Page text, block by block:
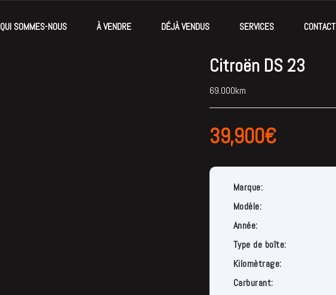
QUI SOMMES-NOUS À VENDRE DÉJÀ VENDUS SERVICES CONTACT
Citroën DS 23
69.000km
39,900€
Marque:
Modèle:
Année:
Type de boîte:
Kilomètrage:
Carburant: